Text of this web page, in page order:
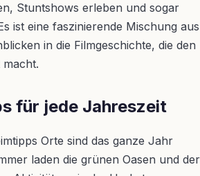
Stuntshows erleben und sogar
ist eine faszinierende Mischung aus
in die Filmgeschichte, die den
für jede Jahreszeit
Orte sind das ganze Jahr
laden die grünen Oasen und der